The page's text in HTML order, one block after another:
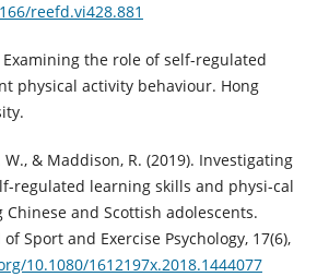
reefd.vi428.881
Examining the role of self-regulated
physical activity behaviour. Hong
W., & Maddison, R. (2019). Investigating
regulated learning skills and physi-cal
and Scottish adolescents.
Sport and Exercise Psychology, 17(6),
10.1080/1612197x.2018.1444077